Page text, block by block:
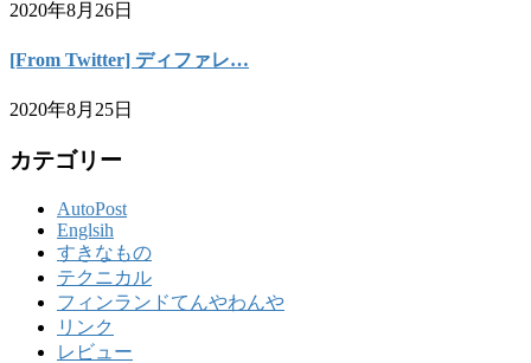
2020年8月26日
[From Twitter] ディファレ…
2020年8月25日
カテゴリー
AutoPost
Englsih
すきなもの
テクニカル
フィンランドてんやわんや
リンク
レビュー